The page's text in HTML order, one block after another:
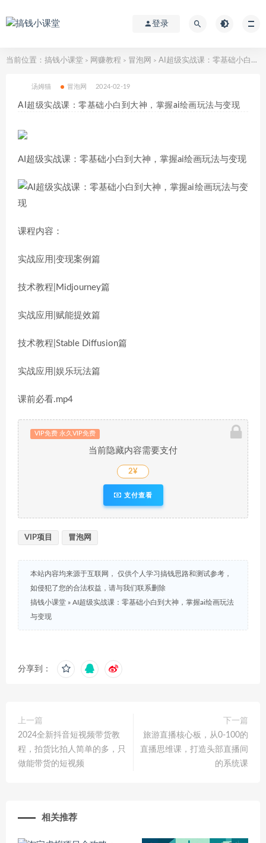
登录
当前位置： 搞钱小课堂 > 网赚教程 > 冒泡网 > AI超级实战课：零基础小白到大神，掌握ai绘画玩法与变现
汤姆猫 冒泡网 2024-02-19
AI超级实战课：零基础小白到大神，掌握ai绘画玩法与变现
AI超级实战课：零基础小白到大神，掌握ai绘画玩法与变现
课程内容：
实战应用|变现案例篇
技术教程|Midjourney篇
实战应用|赋能提效篇
技术教程|Stable Diffusion篇
实战应用|娱乐玩法篇
课前必看.mp4
VIP免费 永久VIP免费
当前隐藏内容需要支付
2¥
支付查看
VIP项目 冒泡网
本站内容均来源于互联网， 仅供个人学习搞钱思路和测试参考，
如侵犯了您的合法权益，请与我们联系删除
搞钱小课堂 » AI超级实战课：零基础小白到大神，掌握ai绘画玩法
与变现
分享到：
上一篇
2024全新抖音短视频带货教
程，拍货比拍人简单的多，只
做能带货的短视频
下一篇
旅游直播核心板，从0-100的
直播思维课，打造头部直播间
的系统课
相关推荐